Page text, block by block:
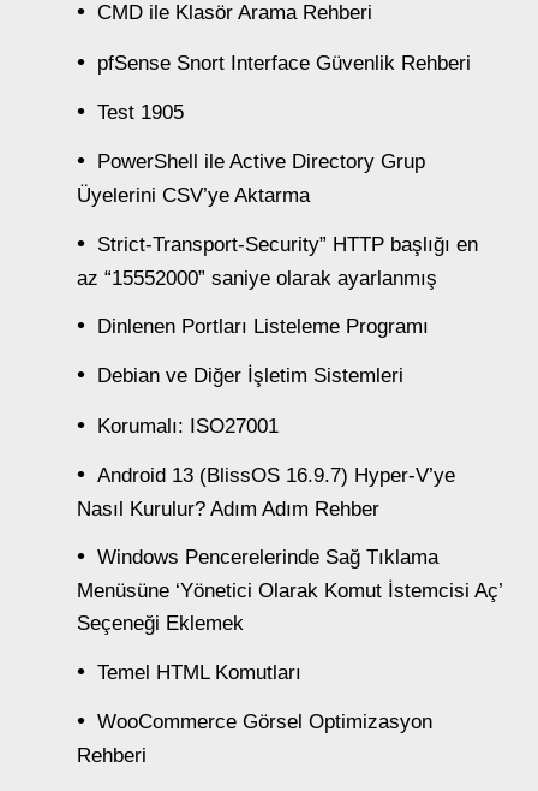
CMD ile Klasör Arama Rehberi
pfSense Snort Interface Güvenlik Rehberi
Test 1905
PowerShell ile Active Directory Grup
Üyelerini CSV’ye Aktarma
Strict-Transport-Security” HTTP başlığı en
az “15552000” saniye olarak ayarlanmış
Dinlenen Portları Listeleme Programı
Debian ve Diğer İşletim Sistemleri
Korumalı: ISO27001
Android 13 (BlissOS 16.9.7) Hyper-V’ye
Nasıl Kurulur? Adım Adım Rehber
Windows Pencerelerinde Sağ Tıklama
Menüsüne ‘Yönetici Olarak Komut İstemcisi Aç’
Seçeneği Eklemek
Temel HTML Komutları
WooCommerce Görsel Optimizasyon
Rehberi